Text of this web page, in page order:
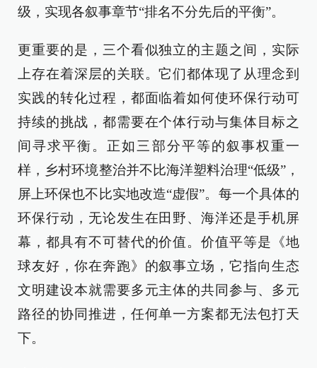
级，实现各叙事章节“排名不分先后的平衡”。
更重要的是，三个看似独立的主题之间，实际
上存在着深层的关联。它们都体现了从理念到
实践的转化过程，都面临着如何使环保行动可
持续的挑战，都需要在个体行动与集体目标之
间寻求平衡。正如三部分平等的叙事权重一
样，乡村环境整治并不比海洋塑料治理“低级”，
屏上环保也不比实地改造“虚假”。每一个具体的
环保行动，无论发生在田野、海洋还是手机屏
幕，都具有不可替代的价值。价值平等是《地
球友好，你在奔跑》的叙事立场，它指向生态
文明建设本就需要多元主体的共同参与、多元
路径的协同推进，任何单一方案都无法包打天
下。